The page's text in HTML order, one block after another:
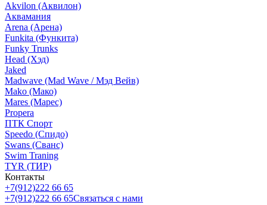
Akvilon (Аквилон)
Аквамания
Arena (Арена)
Funkita (Функита)
Funky Trunks
Head (Хэд)
Jaked
Madwave (Mad Wave / Мэд Вейв)
Mako (Мако)
Mares (Марес)
Propera
ПТК Спорт
Speedo (Спидо)
Swans (Сванс)
Swim Traning
TYR (ТИР)
Контакты
+7(912)222 66 65
+7(912)222 66 65Связаться с нами